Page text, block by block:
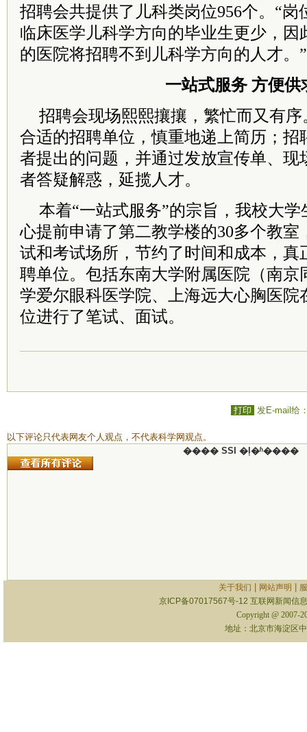
招聘会共提供了儿科类岗位956个。“岗
临床医学儿科学方向的毕业生更少，因
的医院将招聘不到儿科学方向的人才。”
一站式服务 方便供
招聘会现场熙熙攘攘，繁忙而又有
合适的招聘单位，慎重地递上简历；招
者提出的问题，并通过发放宣传单、现
者答疑解惑，延揽人才。
本着“一站式服务”的宗旨，我校大
心提前申请了第二教学楼的30多个教室
试和考试场所，节约了时间和成本，真
聘单位。包括东南大学附属医院（南京
学爱尔眼科医学院、上海远大心胸医院
位进行了笔试、面试。
打印 发E-mail给
以下评论只代表网友个人观点，不代表科学网观点。
���� SSI �ļ�ʱ����
关于我们 网站声明
京ICP备07017567号-12 互联网新闻信
Copyright @ 2007-
地址：北京市海淀区